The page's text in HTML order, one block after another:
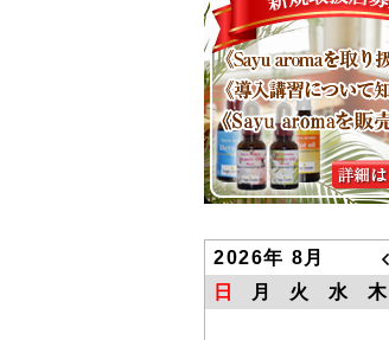
2026年 8月
日
月 火 水 木